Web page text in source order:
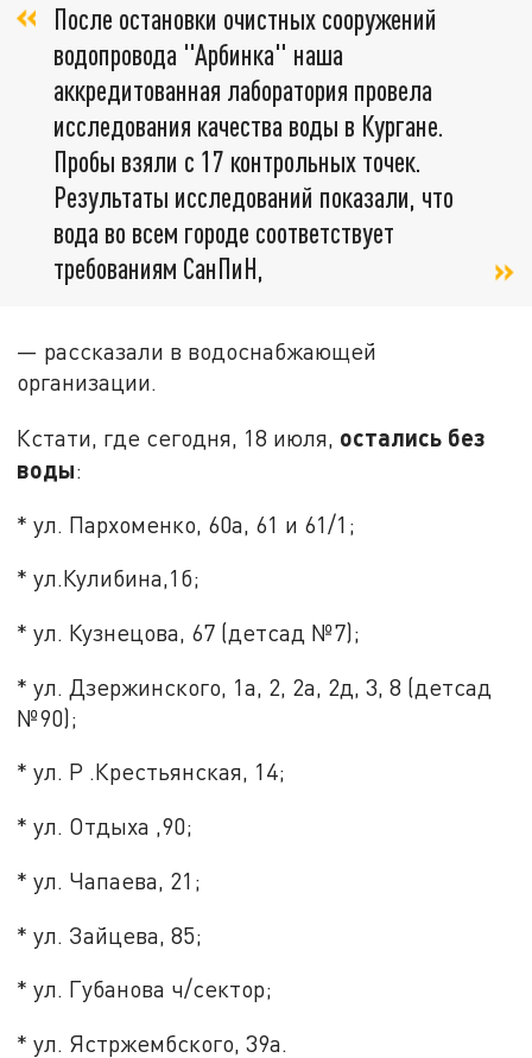
После остановки очистных сооружений
водопровода "Арбинка" наша
аккредитованная лаборатория провела
исследования качества воды в Кургане.
Пробы взяли с 17 контрольных точек.
Результаты исследований показали, что
вода во всем городе соответствует
требованиям СанПиН,
— рассказали в водоснабжающей
организации.
Кстати, где сегодня, 18 июля, остались без
воды:
* ул. Пархоменко, 60а, 61 и 61/1;
* ул.Кулибина,1б;
* ул. Кузнецова, 67 (детсад №7);
* ул. Дзержинского, 1а, 2, 2а, 2д, 3, 8 (детсад
№90);
* ул. Р .Крестьянская, 14;
* ул. Отдыха ,90;
* ул. Чапаева, 21;
* ул. Зайцева, 85;
* ул. Губанова ч/сектор;
* ул. Ястржембского, 39а.